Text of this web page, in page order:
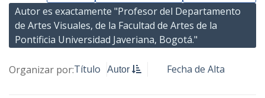
Autor es exactamente "Profesor del Departamento
de Artes Visuales, de la Facultad de Artes de la
Pontificia Universidad Javeriana, Bogotá."
Organizar por:Título Autor Fecha de Alta